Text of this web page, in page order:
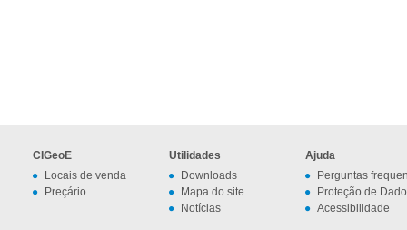
CIGeoE
Locais de venda
Preçário
Utilidades
Downloads
Mapa do site
Notícias
Ajuda
Perguntas
Proteção de
Acessibilidade